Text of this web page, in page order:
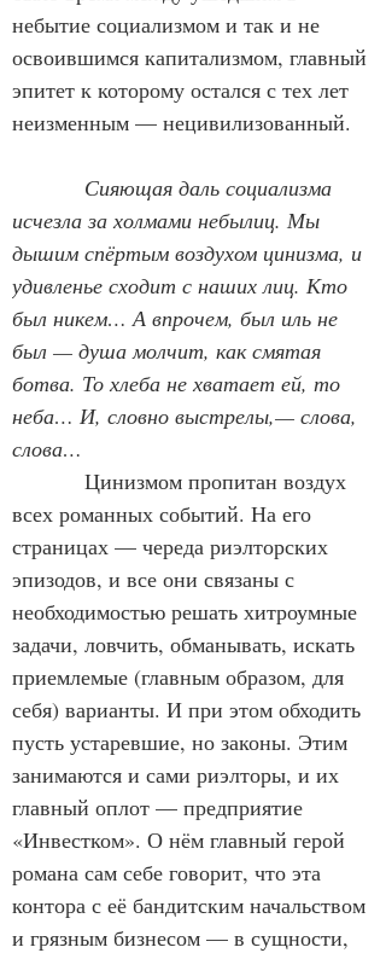
небытие социализмом и так и не
освоившимся капитализмом, главный
эпитет к которому остался с тех лет
неизменным — нецивилизованный.
Сияющая даль социализма
исчезла за холмами небылиц. Мы
дышим спёртым воздухом цинизма, и
удивленье сходит с наших лиц. Кто
был никем… А впрочем, был иль не
был — душа молчит, как смятая
ботва. То хлеба не хватает ей, то
неба… И, словно выстрелы,— слова,
слова…
Цинизмом пропитан воздух
всех романных событий. На его
страницах — череда риэлторских
эпизодов, и все они связаны с
необходимостью решать хитроумные
задачи, ловчить, обманывать, искать
приемлемые (главным образом, для
себя) варианты. И при этом обходить
пусть устаревшие, но законы. Этим
занимаются и сами риэлторы, и их
главный оплот — предприятие
«Инвестком». О нём главный герой
романа сам себе говорит, что эта
контора с её бандитским начальством
и грязным бизнесом — в сущности,